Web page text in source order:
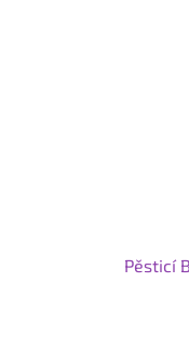
Pěsticí